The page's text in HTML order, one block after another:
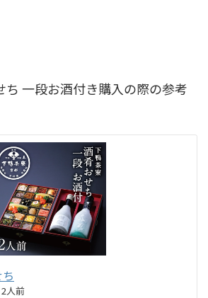
ち 一段お酒付き購入の際の参考
人前